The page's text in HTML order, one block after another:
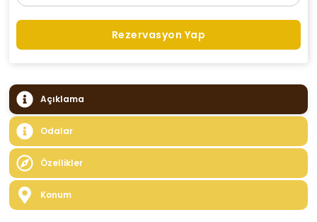
Rezervasyon Yap
Açıklama
Odalar
Özellikler
Konum